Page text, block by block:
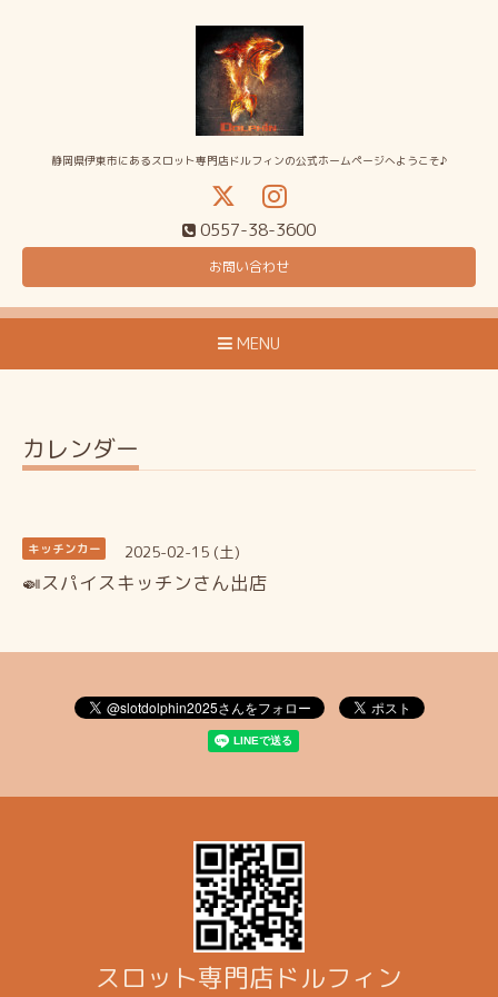
静岡県伊東市にあるスロット専門店ドルフィンの公式ホームページへようこそ♪
0557-38-3600
お問い合わせ
MENU
カレンダー
キッチンカー 2025-02-15 (土)
🍛スパイスキッチンさん出店
スロット専門店ドルフィン